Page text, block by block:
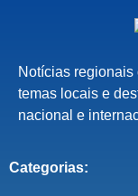
Notícias
temas locais e
nacional e
Categorias: